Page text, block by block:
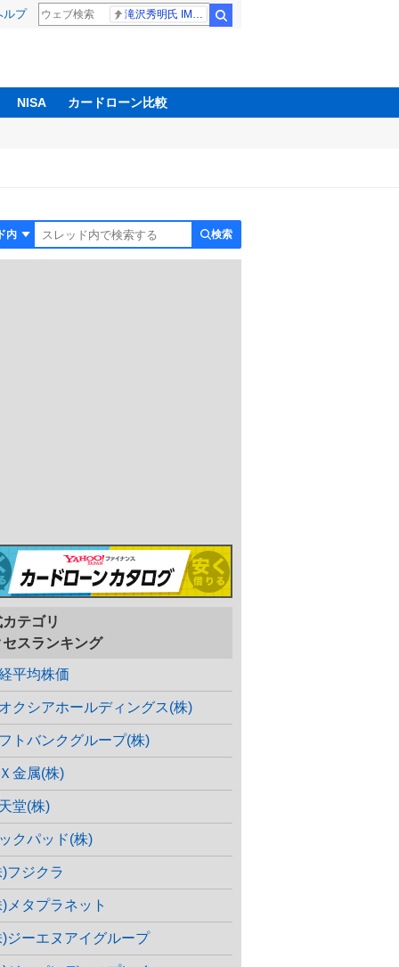
ルプ
NISA カードローン比較
検索
テゴリ
セスランキング
平均株価
クシアホールディングス(株)
トバンクグループ(株)
Ｘ金属(株)
堂(株)
クパッド(株)
)フジクラ
)メタプラネット
)ジーエヌアイグループ